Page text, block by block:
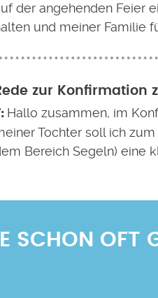
der angehenden Feier
und meiner Familie
zur Konfirmation
Hallo zusammen, im
Tochter soll ich
Bereich Segeln) eine
SCHON OFT